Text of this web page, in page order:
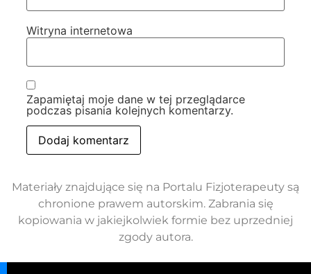
Witryna internetowa
Zapamiętaj moje dane w tej przeglądarce
podczas pisania kolejnych komentarzy.
Materiały znajdujące się na Portalu Fizjoterapeuty są
chronione prawem autorskim. Zabrania się
kopiowania w jakiejkolwiek formie bez uprzedniej
zgody autora.